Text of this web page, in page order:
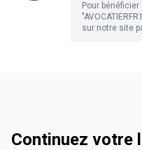
Pour
sur notre site
Continuez votre